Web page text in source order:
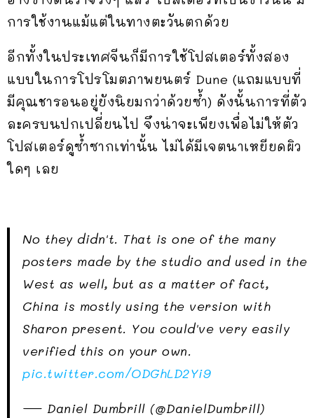
การใช้งานแม้แต่ในทางตะวันตกด้วย
อีกทั้งในประเทศจีนก็มีการใช้โปสเตอร์ทั้งสอง
แบบในการโปรโมตภาพยนตร์ Dune (แถมแบบที่
มีคุณชารอนอยู่ยังนิยมกว่าด้วยซ้ำ) ดังนั้นการที่ตัว
ละครบนปกเปลี่ยนไป จึงน่าจะเพียงเพื่อไม่ให้ตัว
โปสเตอร์ดูซ้ำซากเท่านั้น ไม่ได้มีเจตนาเหยียดผิว
ใดๆ เลย
No they didn't. That is one of the many
posters made by the studio and used in the
West as well, but as a matter of fact,
China is mostly using the version with
Sharon present. You could've very easily
verified this on your own.
pic.twitter.com/ODGhLD2Yi9
— Daniel Dumbrill (@DanielDumbrill)